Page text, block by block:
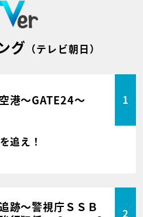
グ （テレビ朝日）
港～GATE24～ 1
追え！
跡～警視庁ＳＳＢ
2